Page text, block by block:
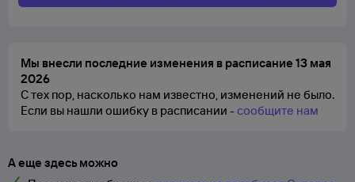
Мы внесли последние изменения в расписание 13 мая
2026
С тех пор, насколько нам известно, изменений не было.
Если вы нашли ошибку в расписании -сообщите нам
А еще здесь можно